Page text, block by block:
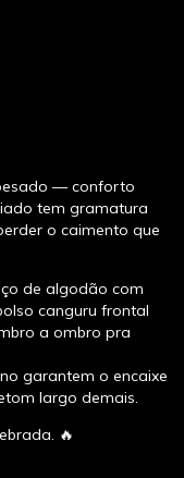
— conforto
tem gramatura
o caimento que
de algodão com
canguru frontal
a ombro pra
garantem o encaixe
largo demais.
🔥